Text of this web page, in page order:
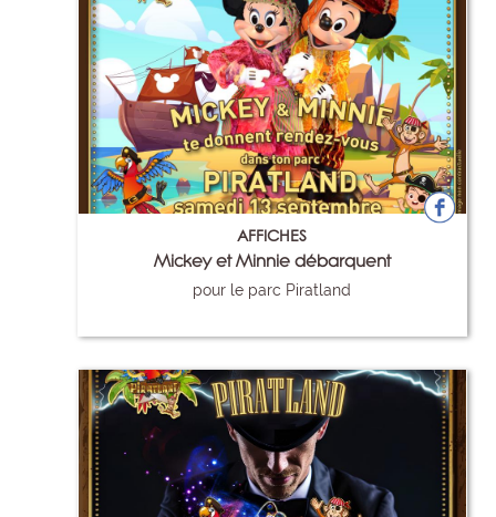
AFFICHES
Mickey et Minnie débarquent
pour le parc Piratland